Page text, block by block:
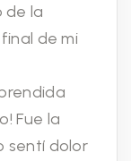
de la
de mi
Fue la
sentí dolor